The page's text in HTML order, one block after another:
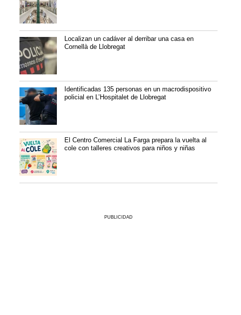
Localizan un cadáver al derribar una casa en
Cornellà de Llobregat
Identificadas 135 personas en un macrodispositivo
policial en L’Hospitalet de Llobregat
El Centro Comercial La Farga prepara la vuelta al
cole con talleres creativos para niños y niñas
PUBLICIDAD